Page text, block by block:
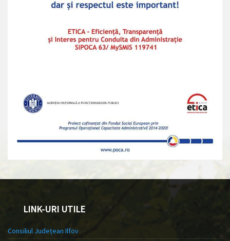
LINK-URI UTILE
Consiliul Județean Ilfov